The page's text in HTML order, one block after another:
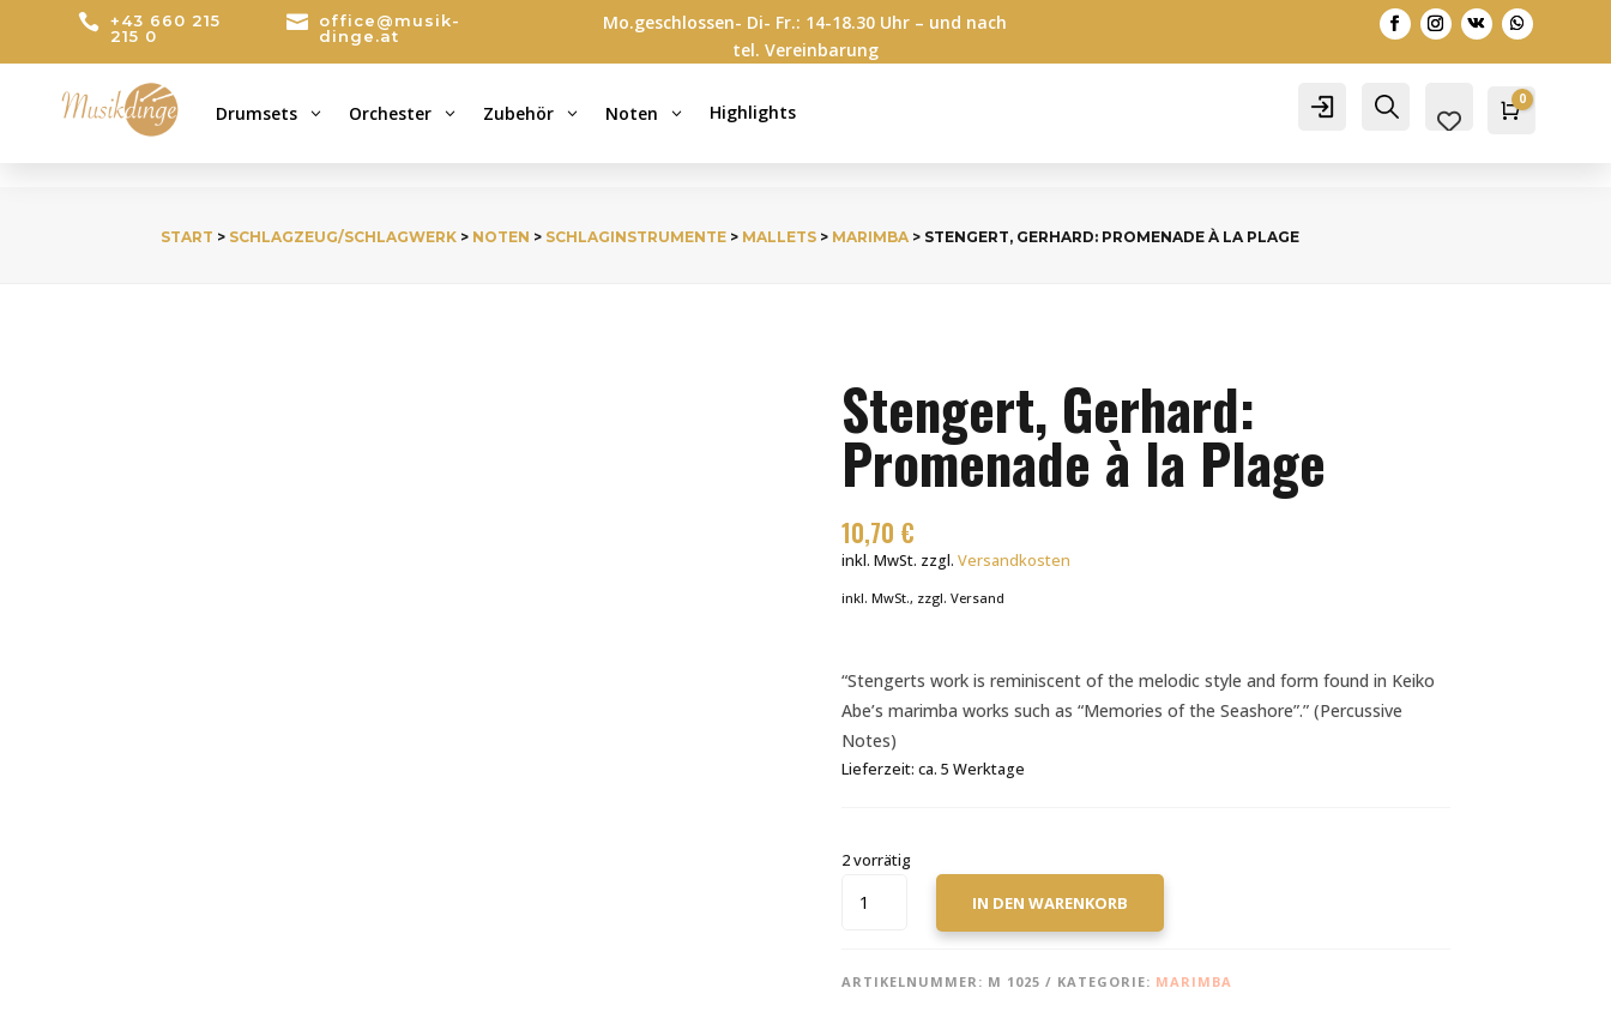
 +43 660 215
215 0

office@musik-
dinge.at
Mo.geschlossen- Di- Fr.: 14-18.30 Uhr – und nach
tel. Vereinbarung
Drumsets 3 Orchester 3 Zubehör 3 Noten 3 Highlights Account Search 0
START > SCHLAGZEUG/SCHLAGWERK > NOTEN > SCHLAGINSTRUMENTE > MALLETS > MARIMBA > STENGERT, GERHARD: PROMENADE À LA PLAGE
Stengert, Gerhard:
Promenade à la Plage
10,70 €
inkl. MwSt. zzgl. Versandkosten
inkl. MwSt., zzgl. Versand
“Stengerts work is reminiscent of the melodic style and form found in Keiko
Abe’s marimba works such as “Memories of the Seashore”.” (Percussive
Notes)
Lieferzeit: ca. 5 Werktage
2 vorrätig
GERHARD:
IN DEN WARENKORB
ARTIKELNUMMER: M 1025 KATEGORIE: MARIMBA